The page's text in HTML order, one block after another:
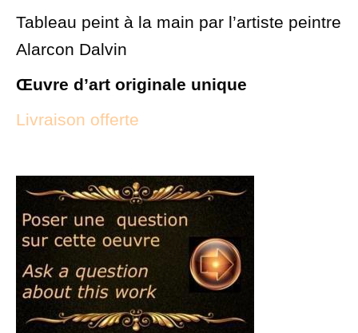
Tableau peint à la main par l’artiste peintre
Alarcon Dalvin
Œuvre d’art originale unique
Livraison offerte